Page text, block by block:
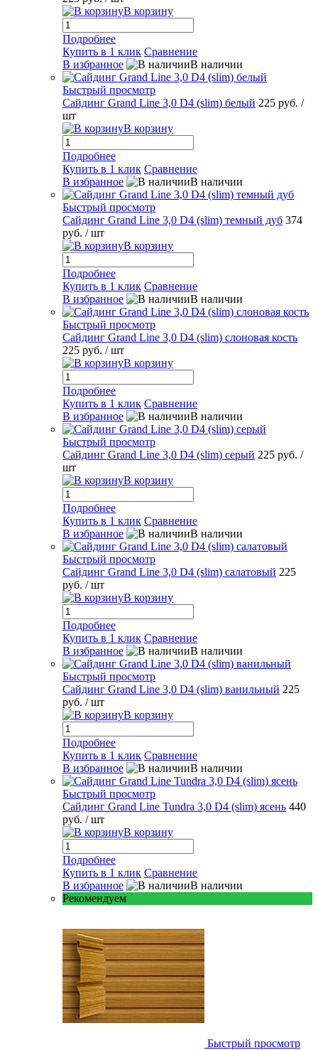
В корзину
Подробнее
Купить в 1 клик Сравнение
В избранное
В наличии
Быстрый просмотр
Сайдинг Grand Line 3,0 D4 (slim) белый 225 руб. /
шт
В корзину
Подробнее
Купить в 1 клик Сравнение
В избранное
В наличии
Быстрый просмотр
Сайдинг Grand Line 3,0 D4 (slim) темный дуб 374
руб. / шт
В корзину
Подробнее
Купить в 1 клик Сравнение
В избранное
В наличии
Быстрый просмотр
Сайдинг Grand Line 3,0 D4 (slim) слоновая кость
225 руб. / шт
В корзину
Подробнее
Купить в 1 клик Сравнение
В избранное
В наличии
Быстрый просмотр
Сайдинг Grand Line 3,0 D4 (slim) серый 225 руб. /
шт
В корзину
Подробнее
Купить в 1 клик Сравнение
В избранное
В наличии
Быстрый просмотр
Сайдинг Grand Line 3,0 D4 (slim) салатовый 225
руб. / шт
В корзину
Подробнее
Купить в 1 клик Сравнение
В избранное
В наличии
Быстрый просмотр
Сайдинг Grand Line 3,0 D4 (slim) ванильный 225
руб. / шт
В корзину
Подробнее
Купить в 1 клик Сравнение
В избранное
В наличии
Быстрый просмотр
Сайдинг Grand Line Tundra 3,0 D4 (slim) ясень 440
руб. / шт
В корзину
Подробнее
Купить в 1 клик Сравнение
В избранное
В наличии
Рекомендуем
Быстрый просмотр